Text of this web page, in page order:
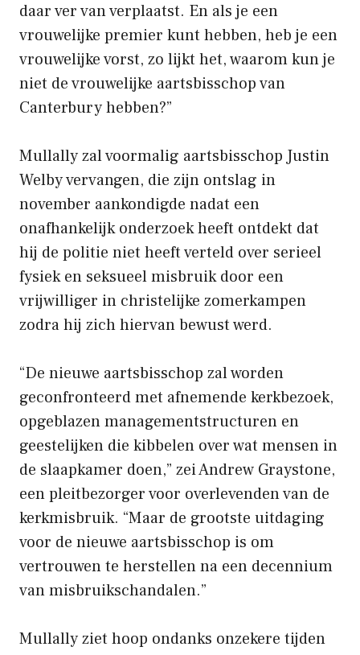
daar ver van verplaatst. En als je een
vrouwelijke premier kunt hebben, heb je een
vrouwelijke vorst, zo lijkt het, waarom kun je
niet de vrouwelijke aartsbisschop van
Canterbury hebben?”
Mullally zal voormalig aartsbisschop Justin
Welby vervangen, die zijn ontslag in
november aankondigde nadat een
onafhankelijk onderzoek heeft ontdekt dat
hij de politie niet heeft verteld over serieel
fysiek en seksueel misbruik door een
vrijwilliger in christelijke zomerkampen
zodra hij zich hiervan bewust werd.
“De nieuwe aartsbisschop zal worden
geconfronteerd met afnemende kerkbezoek,
opgeblazen managementstructuren en
geestelijken die kibbelen over wat mensen in
de slaapkamer doen,” zei Andrew Graystone,
een pleitbezorger voor overlevenden van de
kerkmisbruik. “Maar de grootste uitdaging
voor de nieuwe aartsbisschop is om
vertrouwen te herstellen na een decennium
van misbruikschandalen.”
Mullally ziet hoop ondanks onzekere tijden